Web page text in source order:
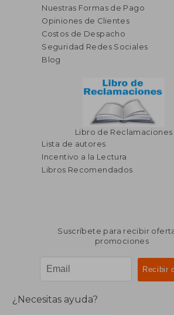
55%
dcto.
S/ 366,03
S/ 164,71
Nuestras Formas de Pago
Opiniones de Clientes
Costos de Despacho
Seguridad Redes Sociales
Blog
Libro de Reclamaciones
Lista de autores
Incentivo a la Lectura
Libros Recomendados
Suscríbete para recibir
promociones
¿Necesitas ayuda?